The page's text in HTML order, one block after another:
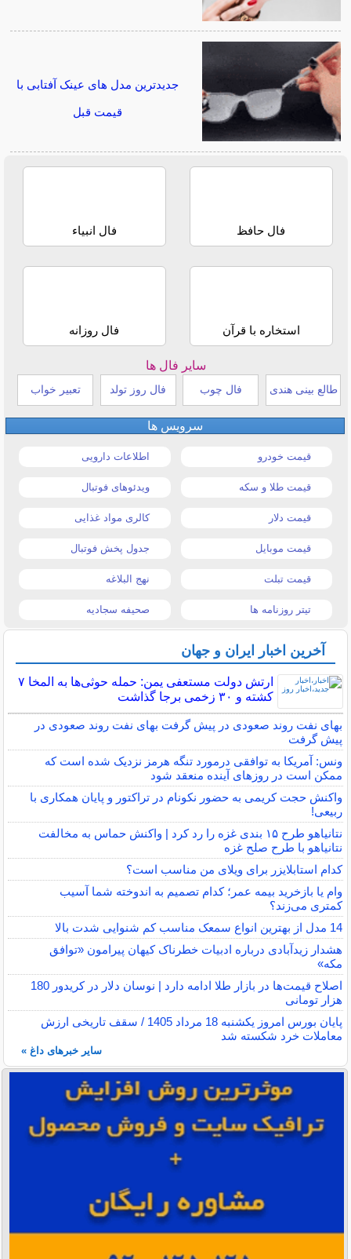
جدیدترین مدل های عینک آفتابی با
قیمت قبل
فال حافظ فال انبیاء
استخاره با قرآن فال روزانه
سایر فال ها
طالع بینی هندی فال چوب فال روز تولد تعبیر خواب
سرویس ها
قیمت خودرو اطلاعات دارویی
قیمت طلا و سکه ویدئوهای فوتبال
قیمت دلار کالری مواد غذایی
قیمت موبایل جدول پخش فوتبال
قیمت تبلت نهج البلاغه
تیتر روزنامه ها صحیفه سجادیه
آخرین اخبار ایران و جهان
ارتش دولت مستعفی یمن: حمله حوثی‌ها به المخا ۷
کشته و ۳۰ زخمی برجا گذاشت
بهای نفت روند صعودی در پیش گرفت بهای نفت روند صعودی در
پیش گرفت
ونس: آمریکا به توافقی درمورد تنگه هرمز نزدیک شده است که
ممکن است در روزهای آینده منعقد شود
واکنش حجت کریمی به حضور نکونام در تراکتور و پایان همکاری با
ربیعی!
نتانیاهو طرح ۱۵ بندی غزه را رد کرد | واکنش حماس به مخالفت
نتانیاهو با طرح صلح غزه
کدام استابلایزر برای ویلای من مناسب است؟
وام یا بازخرید بیمه عمر؛ کدام تصمیم به اندوخته شما آسیب
کمتری می‌زند؟
14 مدل از بهترین انواع سمعک مناسب کم شنوایی شدت بالا
هشدار زیدآبادی درباره ادبیات خطرناک کیهان پیرامون «توافق
مکه»
اصلاح قیمت‌ها در بازار طلا ادامه دارد | نوسان دلار در کریدور 180
هزار تومانی
پایان بورس امروز یکشنبه 18 مرداد 1405 / سقف تاریخی ارزش
معاملات خرد شکسته شد
سایر خبرهای داغ »